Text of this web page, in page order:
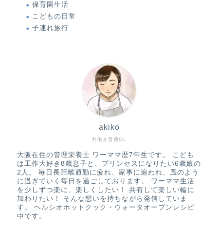
保育園生活
こどもの日常
子連れ旅行
共働き普通OL
akiko
大阪在住の管理栄養士 ワーママ歴7年生です。 こども
は工作大好き8歳息子と、プリンセスになりたい6歳娘の
2人。 毎日長距離通勤に疲れ、家事に追われ、風のよう
に過ぎていく毎日を過ごしております。 ワーママ生活
を少しずつ楽に、楽しくしたい！ 共有して楽しい輪に
加わりたい！ そんな想いを持ちながら発信していま
す。 ヘルシオホットクック・ウォータオーブンレシピ
中です。